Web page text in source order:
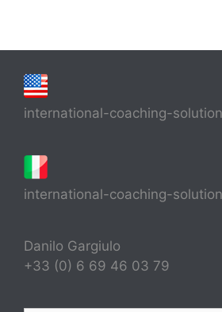
international-coaching-
international-coaching-
Danilo Gargiulo
+33 (0) 6 69 46 03 79